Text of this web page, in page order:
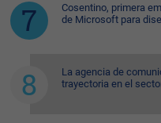
Cosentino, primera
de Microsoft para
La agencia de
trayectoria en el